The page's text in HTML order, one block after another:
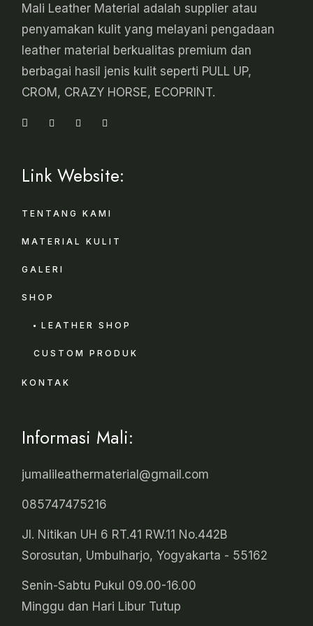
Mali Leather Material adalah supplier atau
penyamakan kulit yang melayani pengadaan
leather material berkualitas premium dan
berbagai hasil jenis kulit seperti PULL UP,
CROM, CRAZY HORSE, ECOPRINT.
Link Website:
TENTANG KAMI
MATERIAL KULIT
GALERI
SHOP
LEATHER SHOP
CUSTOM PRODUK
KONTAK
Informasi Mali:
jumalileathermaterial@gmail.com
085747475216
Jl. Nitikan UH 6 RT.41 RW.11 No.442B
Sorosutan, Umbulharjo, Yogyakarta - 55162
Senin-Sabtu Pukul 09.00-16.00
Minggu dan Hari Libur Tutup